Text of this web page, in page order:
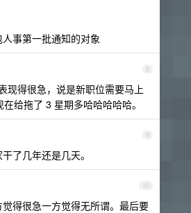
事第一批通知的对象
8
现得很急，说是新职位需要马上
给拖了 3 星期多哈哈哈哈哈。
9
了几年还是几天。
10
得很急一方觉得无所谓。最后要